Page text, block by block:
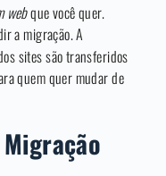
webque você quer.
a migração. A
sites são transferidos
quem quer mudar de